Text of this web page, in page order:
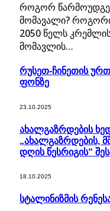
როგორ
მომავალი?
2050 წელს
მომავლის…
რუსეთ-ჩინეთის
ფონზე
23.10.2025
ახალგაზრდების
„ახალგაზრდების,
დღის წესრიგის“
18.10.2025
სტალინიზმის